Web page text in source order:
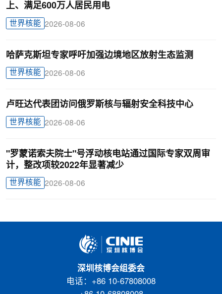
上、满足600万人居民用电
世界核能 2026-08-06
哈萨克斯坦专家呼吁加强边境地区放射生态监测
世界核能 2026-08-06
卢旺达代表团访问俄罗斯核与辐射安全科技中心
世界核能 2026-08-06
"罗蒙诺索夫院士"号浮动核电站通过国际专家双周审
计，整改项较2022年显著减少
世界核能 2026-08-06
深圳核博会组委会
电话：+86 10-67808008